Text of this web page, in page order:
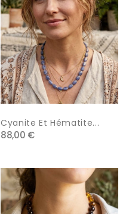
Cyanite Et Hématite...
88,00 €